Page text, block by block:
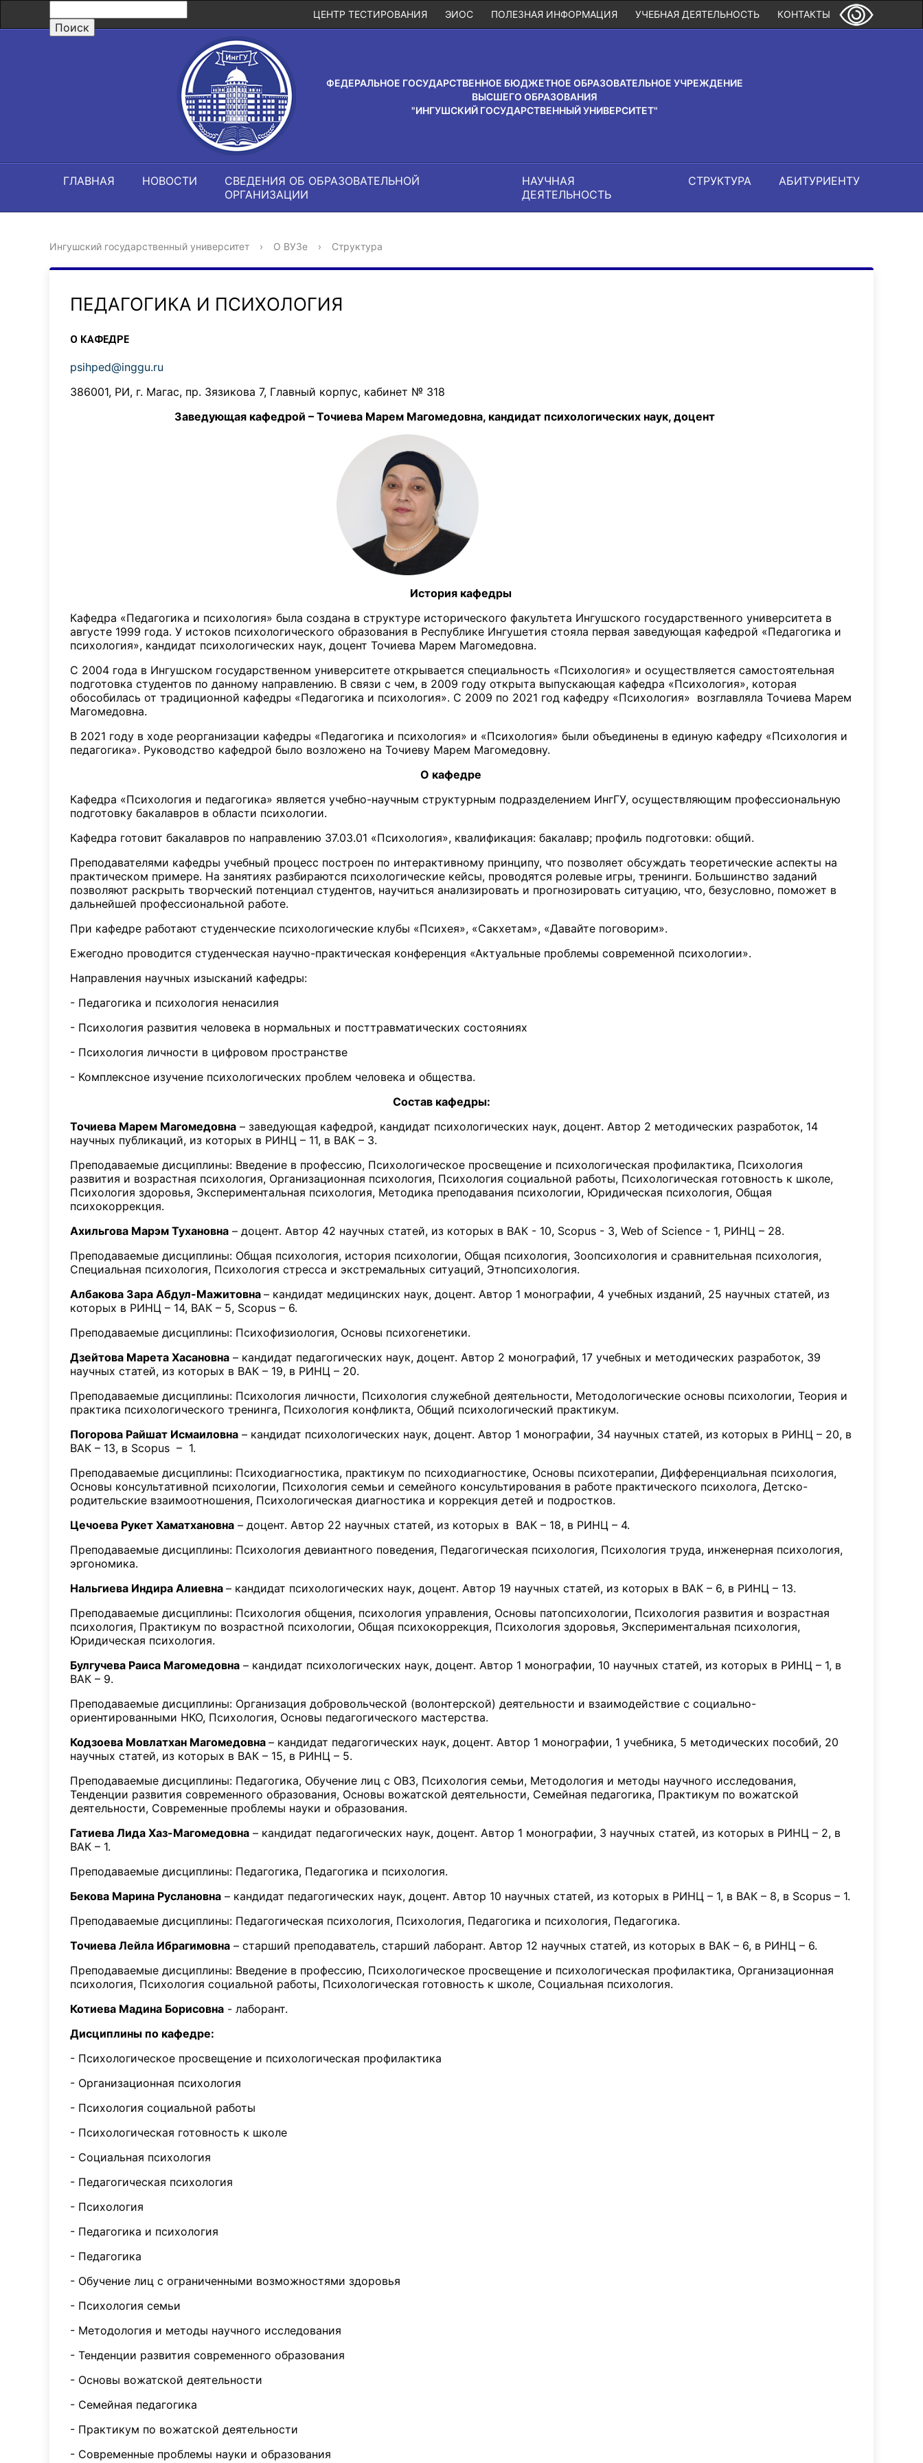
КОНТАКТЫ
УЧЕБНАЯ ДЕЯТЕЛЬНОСТЬ
ПОЛЕЗНАЯ ИНФОРМАЦИЯ
ЭИОС
ЦЕНТР ТЕСТИРОВАНИЯ
ФЕДЕРАЛЬНОЕ ГОСУДАРСТВЕННОЕ БЮДЖЕТНОЕ ОБРАЗОВАТЕЛЬНОЕ УЧРЕЖДЕНИЕ
ВЫСШЕГО ОБРАЗОВАНИЯ
"ИНГУШСКИЙ ГОСУДАРСТВЕННЫЙ УНИВЕРСИТЕТ"
ГЛАВНАЯ НОВОСТИ
СВЕДЕНИЯ ОБ ОБРАЗОВАТЕЛЬНОЙ
ОРГАНИЗАЦИИ
НАУЧНАЯ
ДЕЯТЕЛЬНОСТЬ
СТРУКТУРА АБИТУРИЕНТУ
Ингушский государственный университет › О ВУЗе › Структура
ПЕДАГОГИКА И ПСИХОЛОГИЯ
О КАФЕДРЕ
psihped@inggu.ru
386001, РИ, г. Магас, пр. Зязикова 7, Главный корпус, кабинет № 318
Заведующая кафедрой – Точиева Марем Магомедовна, кандидат психологических наук, доцент
История кафедры
Кафедра «Педагогика и психология» была создана в структуре исторического факультета Ингушского государственного университета в
августе 1999 года. У истоков психологического образования в Республике Ингушетия стояла первая заведующая кафедрой «Педагогика и
психология», кандидат психологических наук, доцент Точиева Марем Магомедовна.
С 2004 года в Ингушском государственном университете открывается специальность «Психология» и осуществляется самостоятельная
подготовка студентов по данному направлению. В связи с чем, в 2009 году открыта выпускающая кафедра «Психология», которая
обособилась от традиционной кафедры «Педагогика и психология». С 2009 по 2021 год кафедру «Психология» возглавляла Точиева Марем
Магомедовна.
В 2021 году в ходе реорганизации кафедры «Педагогика и психология» и «Психология» были объединены в единую кафедру «Психология и
педагогика». Руководство кафедрой было возложено на Точиеву Марем Магомедовну.
О кафедре
Кафедра «Психология и педагогика» является учебно-научным структурным подразделением ИнгГУ, осуществляющим профессиональную
подготовку бакалавров в области психологии.
Кафедра готовит бакалавров по направлению 37.03.01 «Психология», квалификация: бакалавр; профиль подготовки: общий.
Преподавателями кафедры учебный процесс построен по интерактивному принципу, что позволяет обсуждать теоретические аспекты на
практическом примере. На занятиях разбираются психологические кейсы, проводятся ролевые игры, тренинги. Большинство заданий
позволяют раскрыть творческий потенциал студентов, научиться анализировать и прогнозировать ситуацию, что, безусловно, поможет в
дальнейшей профессиональной работе.
При кафедре работают студенческие психологические клубы «Психея», «Сакхетам», «Давайте поговорим».
Ежегодно проводится студенческая научно-практическая конференция «Актуальные проблемы современной психологии».
Направления научных изысканий кафедры:
- Педагогика и психология ненасилия
- Психология развития человека в нормальных и посттравматических состояниях
- Психология личности в цифровом пространстве
- Комплексное изучение психологических проблем человека и общества.
Состав кафедры:
Точиева Марем Магомедовна – заведующая кафедрой, кандидат психологических наук, доцент. Автор 2 методических разработок, 14
научных публикаций, из которых в РИНЦ – 11, в ВАК – 3.
Преподаваемые дисциплины: Введение в профессию, Психологическое просвещение и психологическая профилактика, Психология
развития и возрастная психология, Организационная психология, Психология социальной работы, Психологическая готовность к школе,
Психология здоровья, Экспериментальная психология, Методика преподавания психологии, Юридическая психология, Общая
психокоррекция.
Ахильгова Марэм Тухановна – доцент. Автор 42 научных статей, из которых в ВАК - 10, Scopus - 3, Web of Science - 1, РИНЦ – 28.
Преподаваемые дисциплины: Общая психология, история психологии, Общая психология, Зоопсихология и сравнительная психология,
Специальная психология, Психология стресса и экстремальных ситуаций, Этнопсихология.
Албакова Зара Абдул-Мажитовна – кандидат медицинских наук, доцент. Автор 1 монографии, 4 учебных изданий, 25 научных статей, из
которых в РИНЦ – 14, ВАК – 5, Scopus – 6.
Преподаваемые дисциплины: Психофизиология, Основы психогенетики.
Дзейтова Марета Хасановна – кандидат педагогических наук, доцент. Автор 2 монографий, 17 учебных и методических разработок, 39
научных статей, из которых в ВАК – 19, в РИНЦ – 20.
Преподаваемые дисциплины: Психология личности, Психология служебной деятельности, Методологические основы психологии, Теория и
практика психологического тренинга, Психология конфликта, Общий психологический практикум.
Погорова Райшат Исмаиловна – кандидат психологических наук, доцент. Автор 1 монографии, 34 научных статей, из которых в РИНЦ – 20, в
ВАК – 13, в Scopus – 1.
Преподаваемые дисциплины: Психодиагностика, практикум по психодиагностике, Основы психотерапии, Дифференциальная психология,
Основы консультативной психологии, Психология семьи и семейного консультирования в работе практического психолога, Детско-
родительские взаимоотношения, Психологическая диагностика и коррекция детей и подростков.
Цечоева Рукет Хаматхановна – доцент. Автор 22 научных статей, из которых в ВАК – 18, в РИНЦ – 4.
Преподаваемые дисциплины: Психология девиантного поведения, Педагогическая психология, Психология труда, инженерная психология,
эргономика.
Нальгиева Индира Алиевна – кандидат психологических наук, доцент. Автор 19 научных статей, из которых в ВАК – 6, в РИНЦ – 13.
Преподаваемые дисциплины: Психология общения, психология управления, Основы патопсихологии, Психология развития и возрастная
психология, Практикум по возрастной психологии, Общая психокоррекция, Психология здоровья, Экспериментальная психология,
Юридическая психология.
Булгучева Раиса Магомедовна – кандидат психологических наук, доцент. Автор 1 монографии, 10 научных статей, из которых в РИНЦ – 1, в
ВАК – 9.
Преподаваемые дисциплины: Организация добровольческой (волонтерской) деятельности и взаимодействие с социально-
ориентированными НКО, Психология, Основы педагогического мастерства.
Кодзоева Мовлатхан Магомедовна – кандидат педагогических наук, доцент. Автор 1 монографии, 1 учебника, 5 методических пособий, 20
научных статей, из которых в ВАК – 15, в РИНЦ – 5.
Преподаваемые дисциплины: Педагогика, Обучение лиц с ОВЗ, Психология семьи, Методология и методы научного исследования,
Тенденции развития современного образования, Основы вожатской деятельности, Семейная педагогика, Практикум по вожатской
деятельности, Современные проблемы науки и образования.
Гатиева Лида Хаз-Магомедовна – кандидат педагогических наук, доцент. Автор 1 монографии, 3 научных статей, из которых в РИНЦ – 2, в
ВАК – 1.
Преподаваемые дисциплины: Педагогика, Педагогика и психология.
Бекова Марина Руслановна – кандидат педагогических наук, доцент. Автор 10 научных статей, из которых в РИНЦ – 1, в ВАК – 8, в Scopus – 1.
Преподаваемые дисциплины: Педагогическая психология, Психология, Педагогика и психология, Педагогика.
Точиева Лейла Ибрагимовна – старший преподаватель, старший лаборант. Автор 12 научных статей, из которых в ВАК – 6, в РИНЦ – 6.
Преподаваемые дисциплины: Введение в профессию, Психологическое просвещение и психологическая профилактика, Организационная
психология, Психология социальной работы, Психологическая готовность к школе, Социальная психология.
Котиева Мадина Борисовна - лаборант.
Дисциплины по кафедре:
- Психологическое просвещение и психологическая профилактика
- Организационная психология
- Психология социальной работы
- Психологическая готовность к школе
- Социальная психология
- Педагогическая психология
- Психология
- Педагогика и психология
- Педагогика
- Обучение лиц с ограниченными возможностями здоровья
- Психология семьи
- Методология и методы научного исследования
- Тенденции развития современного образования
- Основы вожатской деятельности
- Семейная педагогика
- Практикум по вожатской деятельности
- Современные проблемы науки и образования